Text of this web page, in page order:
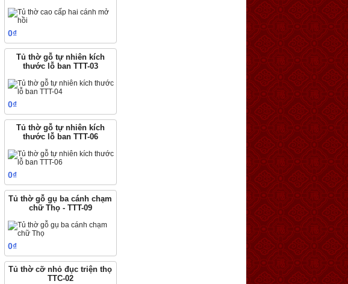
0₫
Tủ thờ gỗ tự nhiên kích
thước lỗ ban TTT-03
0₫
Tủ thờ gỗ tự nhiên kích
thước lỗ ban TTT-06
0₫
Tủ thờ gỗ gụ ba cánh chạm
chữ Thọ - TTT-09
0₫
Tủ thờ cỡ nhỏ đục triện thọ
TTC-02